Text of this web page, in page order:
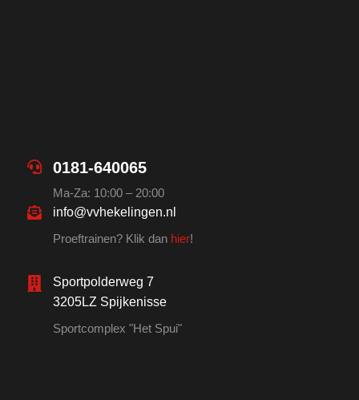
0181-640065
Ma-Za: 10:00 – 20:00
info@vvhekelingen.nl
Proeftrainen? Klik dan hier!
Sportpolderweg 7
3205LZ Spijkenisse
Sportcomplex "Het Spui"